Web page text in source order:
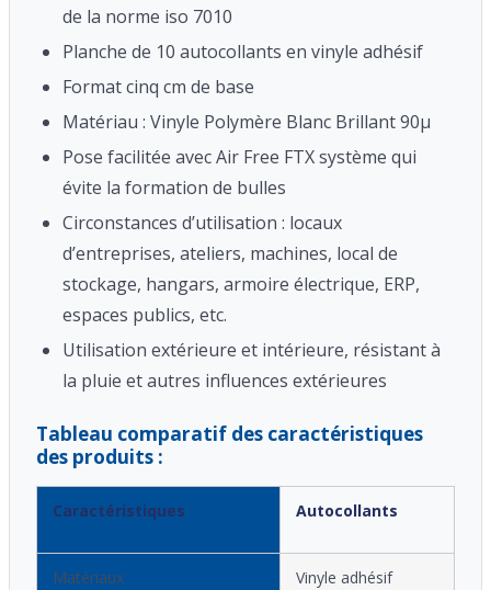
de la norme iso 7010
Planche de 10 autocollants en vinyle adhésif
Format cinq cm de base
Matériau : Vinyle Polymère Blanc Brillant 90μ
Pose facilitée avec Air Free FTX système qui
évite la formation de bulles
Circonstances d’utilisation : locaux
d’entreprises, ateliers, machines, local de
stockage, hangars, armoire électrique, ERP,
espaces publics, etc.
Utilisation extérieure et intérieure, résistant à
la pluie et autres influences extérieures
Tableau comparatif des caractéristiques
des produits :
Caractéristiques Autocollants
Matériaux
Vinyle adhésif